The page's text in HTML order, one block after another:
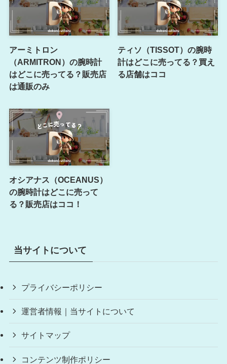
アーミトロン
（ARMITRON）の腕時計
はどこに売ってる？販売店
は通販のみ
ティソ（TISSOT）の腕時
計はどこに売ってる？買え
る店舗はココ
オシアナス（OCEANUS）
の腕時計はどこに売って
る？販売店はココ！
当サイトについて
プライバシーポリシー
運営者情報｜当サイトについて
サイトマップ
コンテンツ制作ポリシー